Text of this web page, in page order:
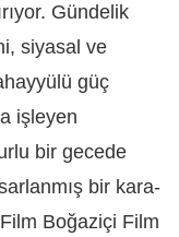
Gündelik
siyasal ve
güç
işleyen
bir gecede
bir kara-
Boğaziçi Film